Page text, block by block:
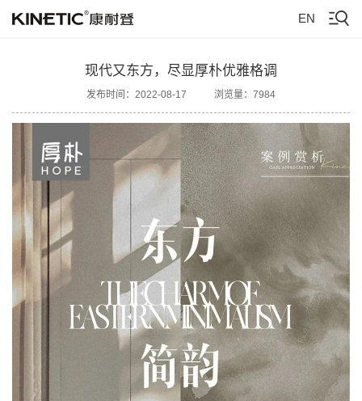
EN
现代又东方，尽显厚朴优雅格调
发布时间：2022-08-17 浏览量：7984